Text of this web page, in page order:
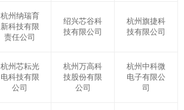
杭州纳瑞育
新科技有限
责任公司
绍兴芯谷科
技有限公司
杭州旗捷科
技有限公司
杭州芯耘光
电科技有限
公司
杭州万高科
技股份有限
公司
杭州中科微
电子有限公
司